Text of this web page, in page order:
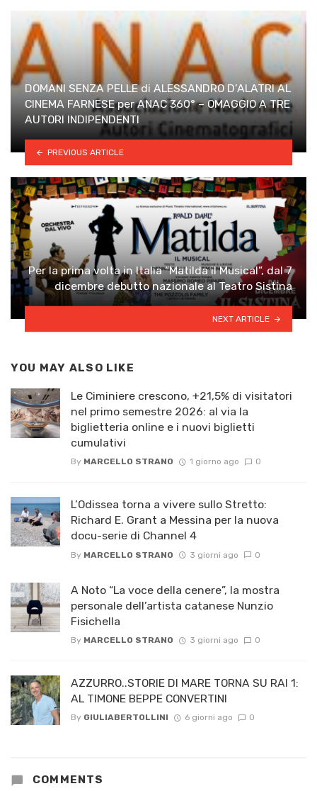
DOMANI SENZA PELLE di ALESSANDRO D’ALATRI AL
CINEMA FARNESE per ANAC 360° – OMAGGIO A TRE
AUTORI INDIPENDENTI
PREVIOUS ARTICLE
Per la prima volta in Italia “Matilda il Musical”, dal 7
dicembre debutto nazionale al Teatro Sistina
NEXT ARTICLE
YOU MAY ALSO LIKE
Le Ciminiere crescono, +21,5% di visitatori
nel primo semestre 2026: al via la
biglietteria online e i nuovi biglietti
cumulativi
By MARCELLO STRANO 1 giorno ago 0
L’Odissea torna a vivere sullo Stretto:
Richard E. Grant a Messina per la nuova
docu-serie di Channel 4
By MARCELLO STRANO 3 giorni ago 0
A Noto “La voce della cenere”, la mostra
personale dell’artista catanese Nunzio
Fisichella
By MARCELLO STRANO 3 giorni ago 0
AZZURRO..STORIE DI MARE TORNA SU RAI 1:
AL TIMONE BEPPE CONVERTINI
By GIULIABERTOLLINI 6 giorni ago 0
COMMENTS